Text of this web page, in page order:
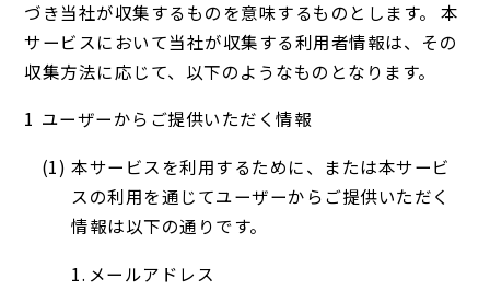
づき当社が収集するものを意味するものとします。 本
サービスにおいて当社が収集する利用者情報は、その
収集方法に応じて、以下のようなものとなります。
ユーザーからご提供いただく情報
本サービスを利用するために、または本サービ
スの利用を通じてユーザーからご提供いただく
情報は以下の通りです。
メールアドレス